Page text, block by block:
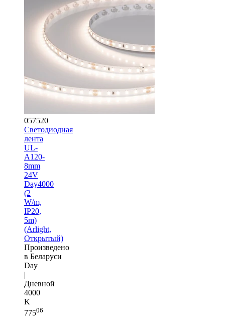
057520
Светодиодная
лента
UL-
A120-
8mm
24V
Day4000
(2
W/m,
IP20,
5m)
(Arlight,
Открытый)
Произведено
в Беларуси
Day
|
Дневной
4000
K
77506